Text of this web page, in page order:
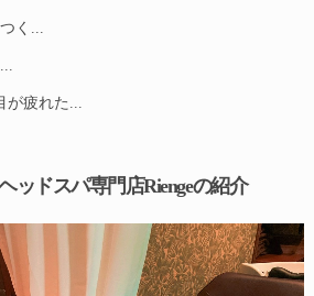
く...
が疲れた...
ッドスパ専門店Riengeの紹介